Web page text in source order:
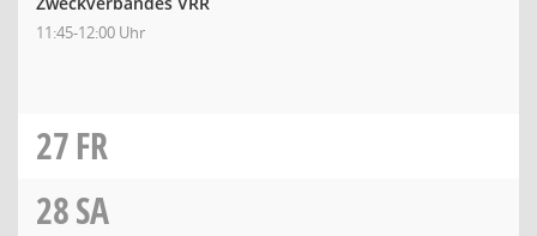
11:45-12:00 Uhr
27FR
28SA